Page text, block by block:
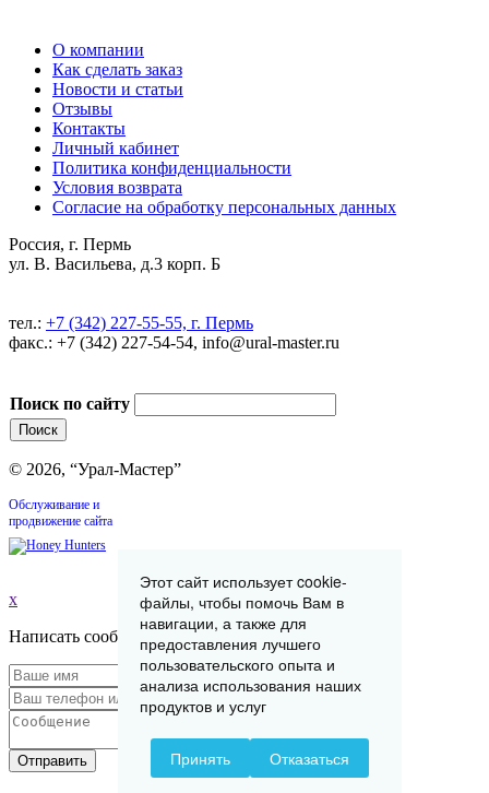
О компании
Как сделать заказ
Новости и статьи
Отзывы
Контакты
Личный кабинет
Политика конфиденциальности
Условия возврата
Согласие на обработку персональных данных
Россия, г. Пермь
ул. В. Васильева, д.3 корп. Б
тел.: +7 (342) 227-55-55, г. Пермь
факс.: +7 (342) 227-54-54, info@ural-master.ru
Поиск по сайту
© 2026, “Урал-Мастер”
Обслуживание и
продвижение сайта
x
Написать сообщение
Отправить
Этот сайт использует cookie-
файлы, чтобы помочь Вам в
навигации, а также для
предоставления лучшего
пользовательского опыта и
анализа использования наших
продуктов и услуг
Принять Отказаться